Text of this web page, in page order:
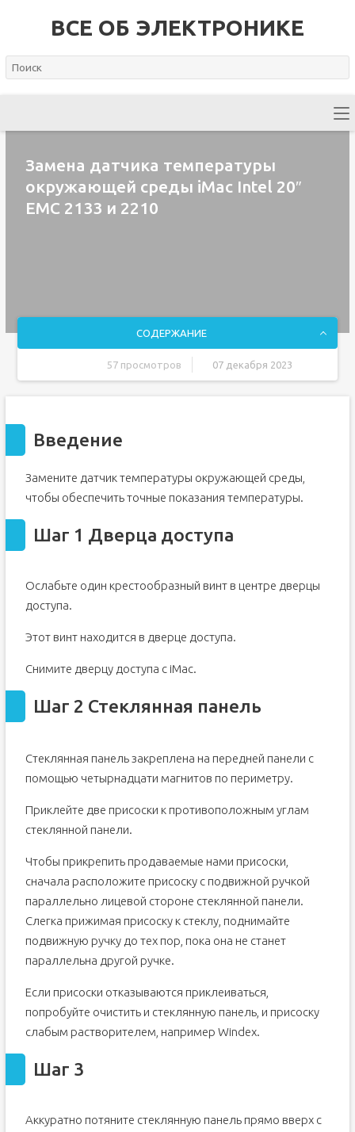
ВСЕ ОБ ЭЛЕКТРОНИКЕ
Замена датчика температуры
окружающей среды iMac Intel 20″
EMC 2133 и 2210
СОДЕРЖАНИЕ
57 просмотров 07 декабря 2023
Шаг 2 Стеклянная панель
Шаг 4 Передняя панель
Шаг 5
Шаг 7 Дисплейная панель
Шаг 9
Шаг 10
Шаг 11
Шаг 14
Введение
Замените датчик температуры окружающей среды,
чтобы обеспечить точные показания температуры.
Шаг 1 Дверца доступа
Ослабьте один крестообразный винт в центре дверцы
доступа.
Этот винт находится в дверце доступа.
Снимите дверцу доступа с iMac.
Шаг 2 Стеклянная панель
Стеклянная панель закреплена на передней панели с
помощью четырнадцати магнитов по периметру.
Приклейте две присоски к противоположным углам
стеклянной панели.
Чтобы прикрепить продаваемые нами присоски,
сначала расположите присоску с подвижной ручкой
параллельно лицевой стороне стеклянной панели.
Слегка прижимая присоску к стеклу, поднимайте
подвижную ручку до тех пор, пока она не станет
параллельна другой ручке.
Если присоски отказываются приклеиваться,
попробуйте очистить и стеклянную панель, и присоску
слабым растворителем, например Windex.
Шаг 3
Аккуратно потяните стеклянную панель прямо вверх с